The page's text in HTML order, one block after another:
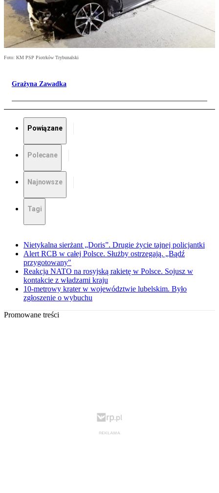
Foto: KM PSP Piotrków Trybunalski
Grażyna Zawadka
Powiązane
Polecane
Najnowsze
Tagi
Nietykalna sierżant „Doris”. Drugie życie tajnej policjantki
Alert RCB w całej Polsce. Służby ostrzegają. „Bądź
przygotowany"
Reakcja NATO na rosyjską rakietę w Polsce. Sojusz w
kontakcie z władzami kraju
10-metrowy krater w województwie lubelskim. Było
zgłoszenie o wybuchu
Promowane treści